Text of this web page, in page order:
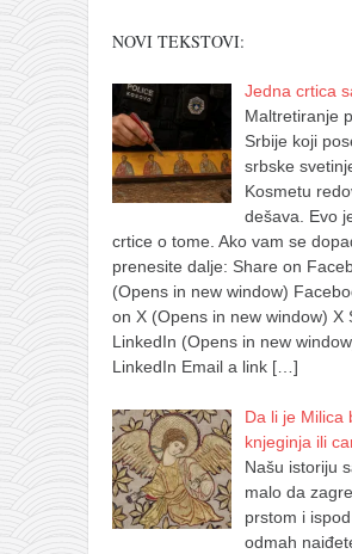
NOVI TEKSTOVI:
Jedna crtica
Maltretiranje
Srbije koji
srbske
Kosmetu
dešava. Evo
crtice o tome. Ako vam se
prenesite dalje: Share on
(Opens in new window)
on X (Opens in new window) X
LinkedIn (Opens in new
LinkedIn Email a link […]
Da li je Milica
knjeginja ili
Našu istoriju
malo da
prstom i
odmah